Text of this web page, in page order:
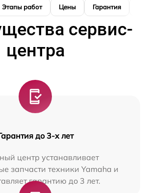
Этапы работ Цены Гарантия
сервис-
центра
до 3-х лет
центр устанавливает
запчасти техники Yamaha и
гарантию до 3 лет.